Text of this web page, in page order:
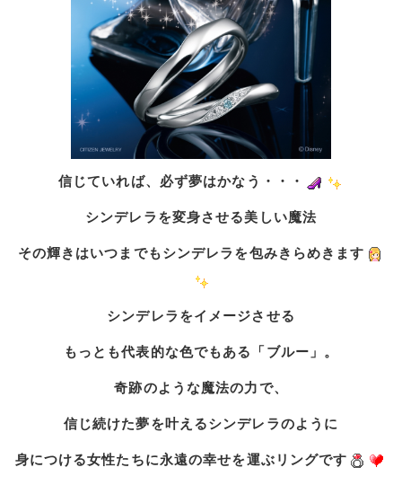
信じていれば、必ず夢はかなう・・・
シンデレラを変身させる美しい魔法
その輝きはいつまでもシンデレラを包みきらめきます
シンデレラをイメージさせる
もっとも代表的な色でもある「ブルー」。
奇跡のような魔法の力で、
信じ続けた夢を叶えるシンデレラのように
身につける女性たちに永遠の幸せを運ぶリングです